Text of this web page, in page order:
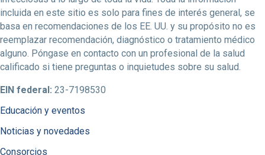
incluida en este sitio es solo para fines de interés general, se
basa en recomendaciones de los EE. UU. y su propósito no es
reemplazar recomendación, diagnóstico o tratamiento médico
alguno. Póngase en contacto con un profesional de la salud
calificado si tiene preguntas o inquietudes sobre su salud.
EIN federal: 23-7198530
Educación y eventos
Noticias y novedades
Consorcios